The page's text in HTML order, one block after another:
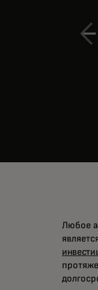
Любое